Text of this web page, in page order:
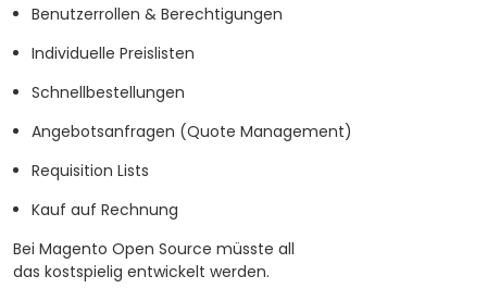
Benutzerrollen & Berechtigungen
Individuelle Preislisten
Schnellbestellungen
Angebotsanfragen (Quote Management)
Requisition Lists
Kauf auf Rechnung
Bei Magento Open Source müsste all
das kostspielig entwickelt werden.